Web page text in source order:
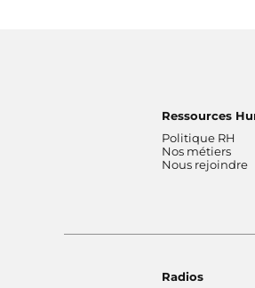
Ressources
Politique RH
Nos métiers
Nous rejoindre
Radios